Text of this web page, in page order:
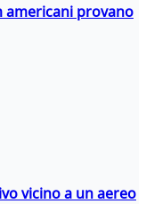
americani provano
vicino a un aereo